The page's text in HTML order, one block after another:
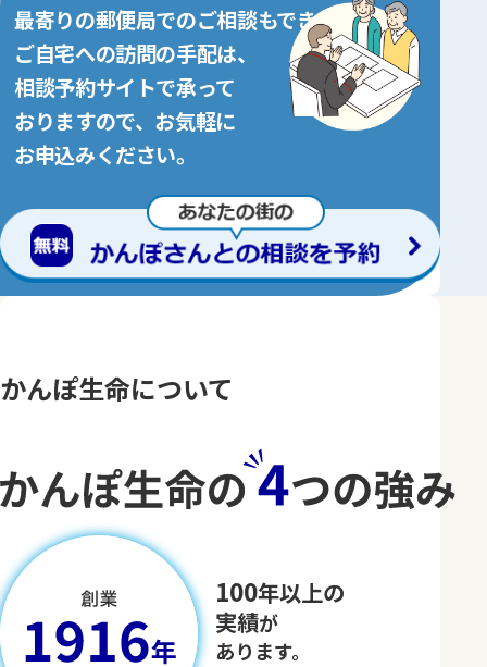
最寄りの郵便局でのご相談もできます。
ご自宅への訪問の手配は、
相談予約サイトで承って
おりますので、お気軽に
お申込みください。
かんぽ生命について
100年以上の
実績が
あります。